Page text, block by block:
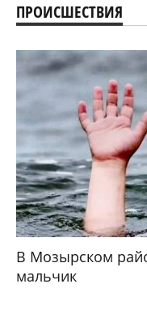
ПРОИСШЕСТВИЯ
В Мозырском
мальчик